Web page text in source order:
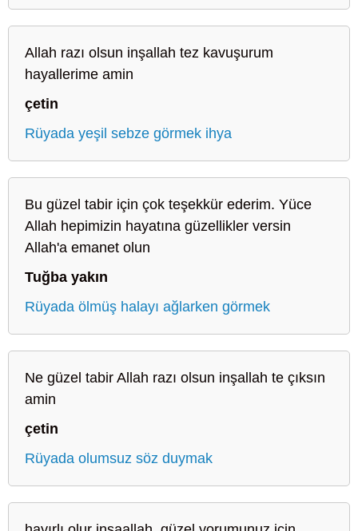
Allah razı olsun inşallah tez kavuşurum
hayallerime amin
çetin
Rüyada yeşil sebze görmek ihya
Bu güzel tabir için çok teşekkür ederim. Yüce
Allah hepimizin hayatına güzellikler versin
Allah'a emanet olun
Tuğba yakın
Rüyada ölmüş halayı ağlarken görmek
Ne güzel tabir Allah razı olsun inşallah te çıksın
amin
çetin
Rüyada olumsuz söz duymak